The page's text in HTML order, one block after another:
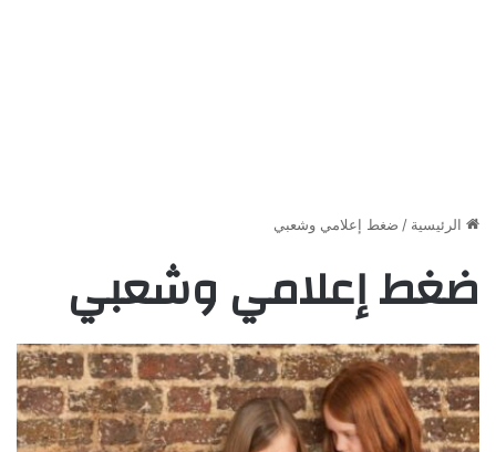
الرئيسية / ضغط إعلامي وشعبي
ضغط إعلامي وشعبي